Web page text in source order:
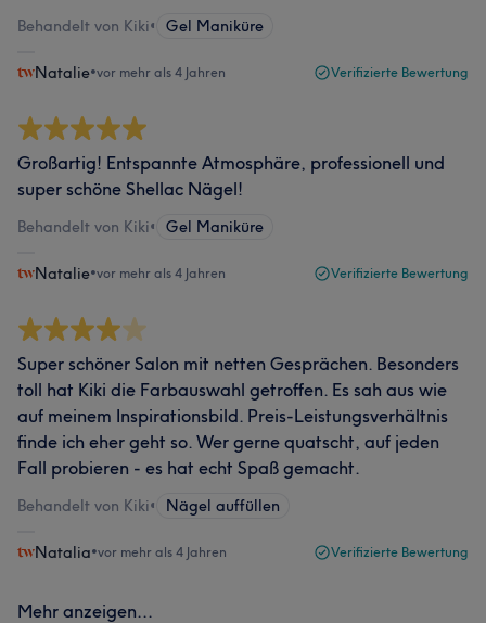
Behandelt von Kiki• Gel Maniküre
Natalie•vor mehr als 4 Jahren Verifizierte Bewertung
Großartig! Entspannte Atmosphäre, professionell und
super schöne Shellac Nägel!
Behandelt von Kiki• Gel Maniküre
Natalie•vor mehr als 4 Jahren Verifizierte Bewertung
Super schöner Salon mit netten Gesprächen. Besonders
toll hat Kiki die Farbauswahl getroffen. Es sah aus wie
auf meinem Inspirationsbild. Preis-Leistungsverhältnis
finde ich eher geht so. Wer gerne quatscht, auf jeden
Fall probieren - es hat echt Spaß gemacht.
Behandelt von Kiki• Nägel auffüllen
Natalia•vor mehr als 4 Jahren Verifizierte Bewertung
Mehr anzeigen...